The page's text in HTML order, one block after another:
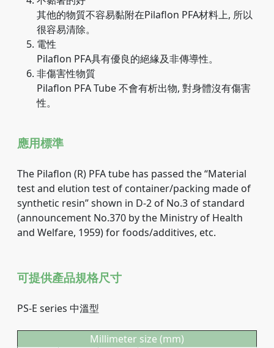
其他的物質不容易黏附在Pilaflon PFA材料上, 所以
很容易清除。
電性
Pilaflon PFA具有優良的絕緣及非傳導性。
非傷害性物質
Pilaflon PFA Tube 不會有析出物, 對身體沒有傷害
性。
應用標準
The Pilaflon (R) PFA tube has passed the “Material
test and elution test of container/packing made of
synthetic resin” shown in D-2 of No.3 of standard
(announcement No.370 by the Ministry of Health
and Welfare, 1959) for foods/additives, etc.
可提供產品規格尺寸
PS-E series 中溫型
Millimeter size (mm)